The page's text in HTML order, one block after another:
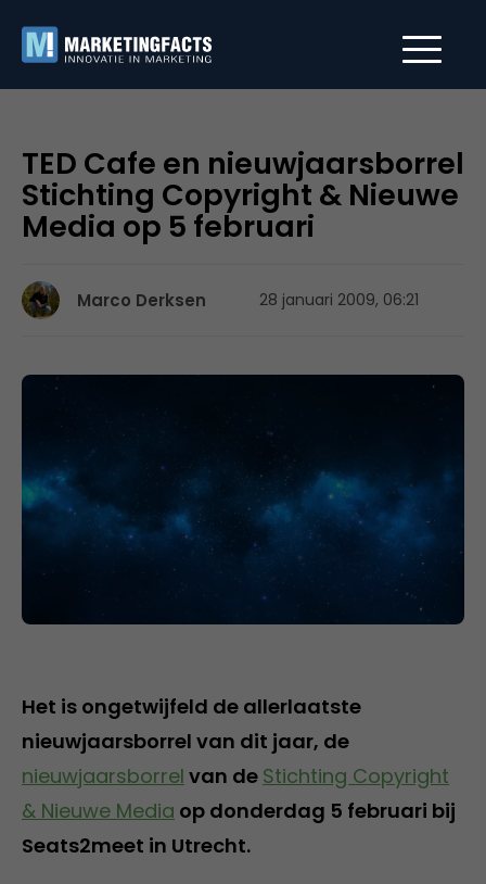
TED Cafe en nieuwjaarsborrel
Stichting Copyright & Nieuwe
Media op 5 februari
Marco Derksen 28 januari 2009, 06:21
Het is ongetwijfeld de allerlaatste
nieuwjaarsborrel van dit jaar, de
nieuwjaarsborrel van de Stichting Copyright
& Nieuwe Media op donderdag 5 februari bij
Seats2meet in Utrecht.